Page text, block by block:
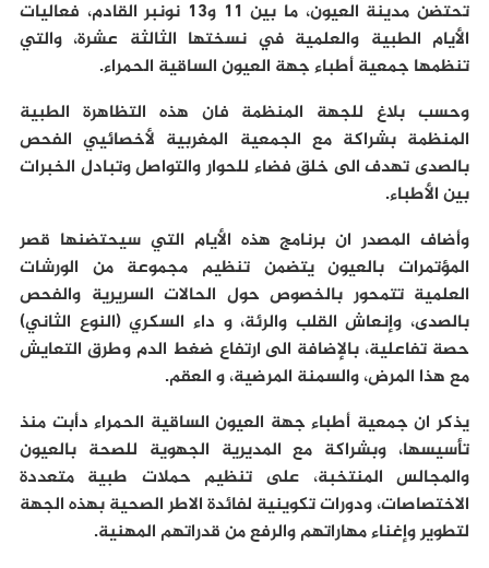
تحتضن مدينة العيون، ما بين 11 و13 نونبر القادم، فعاليات
الأيام الطبية والعلمية في نسختها الثالثة عشرة، والتي
تنظمها جمعية أطباء جهة العيون الساقية الحمراء.
وحسب بلاغ للجهة المنظمة فان هذه التظاهرة الطبية
المنظمة بشراكة مع الجمعية المغربية لأخصائيي الفحص
بالصدى تهدف الى خلق فضاء للحوار والتواصل وتبادل الخبرات
بين الأطباء.
وأضاف المصدر ان برنامج هذه الأيام التي سيحتضنها قصر
المؤتمرات بالعيون يتضمن تنظيم مجموعة من الورشات
العلمية تتمحور بالخصوص حول الحالات السريرية والفحص
بالصدى، وإنعاش القلب والرئة، و داء السكري (النوع الثاني)
حصة تفاعلية، بالإضافة الى ارتفاع ضغط الدم وطرق التعايش
مع هذا المرض، والسمنة المرضية، و العقم.
يذكر ان جمعية أطباء جهة العيون الساقية الحمراء دأبت منذ
تأسيسها، وبشراكة مع المديرية الجهوية للصحة بالعيون
والمجالس المنتخبة، على تنظيم حملات طبية متعددة
الاختصاصات، ودورات تكوينية لفائدة الاطر الصحية بهذه الجهة
لتطوير وإغناء مهاراتهم والرفع من قدراتهم المهنية.